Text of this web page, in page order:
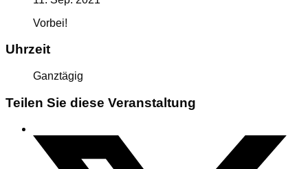
Vorbei!
Uhrzeit
Ganztägig
Teilen Sie diese Veranstaltung